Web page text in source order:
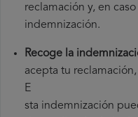
reclamación y, en
indemnización.
Recoge la
acepta tu
E
sta indemnización